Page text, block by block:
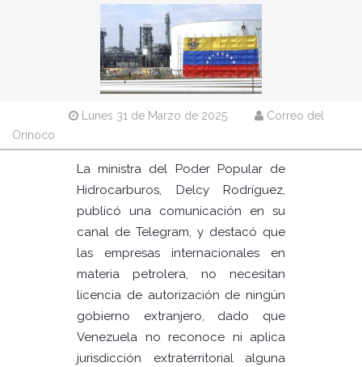
Lunes 31 de Marzo de 2025
Correo del
Orinoco
La ministra del Poder Popular de
Hidrocarburos, Delcy Rodríguez,
publicó una comunicación en su
canal de Telegram, y destacó que
las empresas internacionales en
materia petrolera, no necesitan
licencia de autorización de ningún
gobierno extranjero, dado que
Venezuela no reconoce ni aplica
jurisdicción extraterritorial alguna